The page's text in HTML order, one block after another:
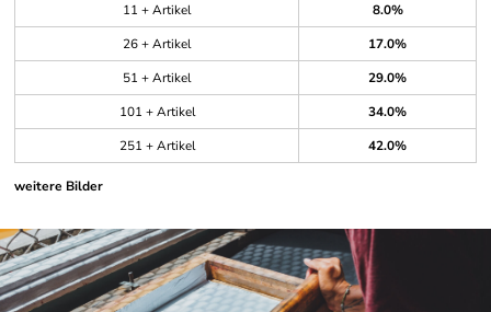
11 + Artikel
8.0%
26 + Artikel
17.0%
51 + Artikel
29.0%
101 + Artikel
34.0%
251 + Artikel
42.0%
weitere Bilder